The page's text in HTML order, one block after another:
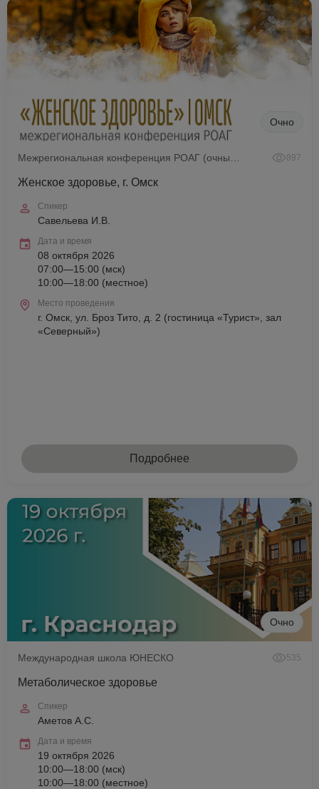
Очно
897
Женское здоровье, г. Омск
Спикер
Савельева И.В.
Дата и время
08 октября 2026
07:00—15:00 (мск)
10:00—18:00 (местное)
Место проведения
г. Омск, ул. Броз Тито, д. 2 (гостиница «Турист», зал
«Северный»)
Подробнее
Очно
Международная школа ЮНЕСКО 535
Метаболическое здоровье
Спикер
Аметов А.С.
Дата и время
19 октября 2026
10:00—18:00 (мск)
10:00—18:00 (местное)